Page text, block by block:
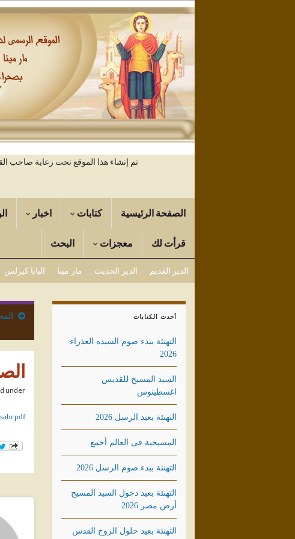
تم إنشاء هذا الموقع تحت رعاية صاحب
الصفحة الرئيسية كتابات اخبار
قرأت لك معجزات البحث
الدير القديم الدير الحديث مار مينا البابا كيرلس
under
أحدث الكتابات
التهنئة ببدء صوم السيده العذراء
2026
السيد المسيح للقديس
اغسطينوس
التهنئة بعيد الرسل 2026
المسيحية فى العالم أجمع
التهنئة ببدء صوم الرسل 2026
التهنئة بعيد دخول السيد المسيح
أرض مصر 2026
التهنئة بعيد حلول الروح القدس